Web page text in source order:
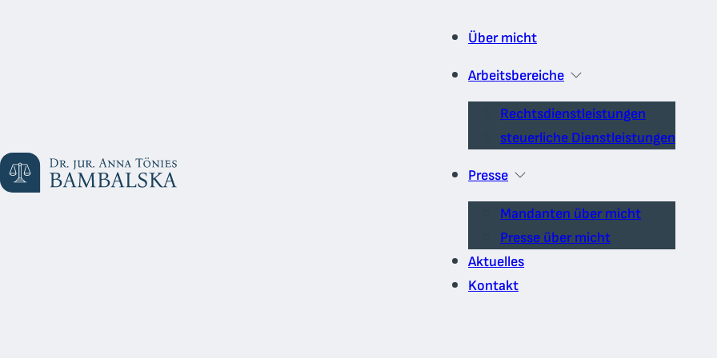
Über micht
Arbeitsbereiche
Rechtsdienstleistungen
steuerliche Dienstleistungen
Presse
Mandanten über micht
Presse über micht
Aktuelles
Kontakt